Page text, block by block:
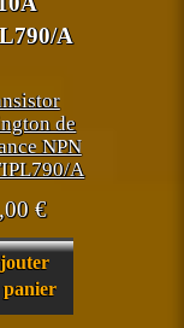
de
NPN
A
€
panier